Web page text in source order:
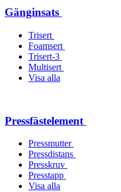
Gänginsats
Trisert
Foamsert
Trisert-3
Multisert
Visa alla
Pressfästelement
Pressmutter
Pressdistans
Presskruv
Presstapp
Visa alla